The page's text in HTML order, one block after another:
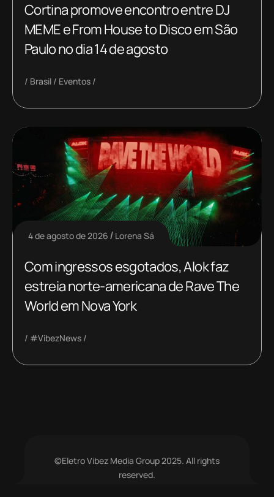
Cortina promove encontro entre DJ
MEME e From House to Disco em São
Paulo no dia 14 de agosto
Brasil Eventos
4 de agosto de 2026 Lorena Sá
Com ingressos esgotados, Alok faz
estreia norte-americana de Rave The
World em Nova York
#VibezNews
©Eletro Vibez Media Group 2025. All rights
reserved.